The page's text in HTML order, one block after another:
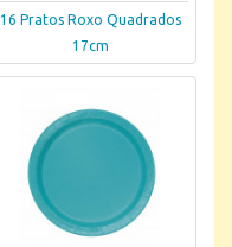
16 Pratos Roxo Quadrados
17cm